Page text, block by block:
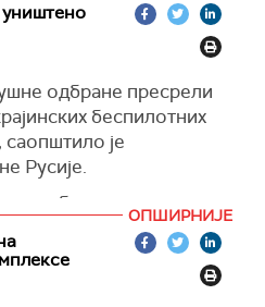
одбране пресрели
беспилотних
је
Русије.
небу изнад
Владимирске,
Вороњешке,
Ростовске,
ОПШИРНИЈЕ